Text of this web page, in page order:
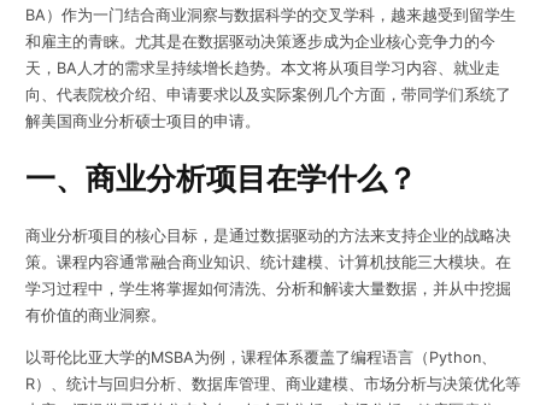
BA）作为一门结合商业洞察与数据科学的交叉学科，越来越受到留学生
和雇主的青睐。尤其是在数据驱动决策逐步成为企业核心竞争力的今
天，BA人才的需求呈持续增长趋势。本文将从项目学习内容、就业走
向、代表院校介绍、申请要求以及实际案例几个方面，带同学们系统了
解美国商业分析硕士项目的申请。
一、商业分析项目在学什么？
商业分析项目的核心目标，是通过数据驱动的方法来支持企业的战略决
策。课程内容通常融合商业知识、统计建模、计算机技能三大模块。在
学习过程中，学生将掌握如何清洗、分析和解读大量数据，并从中挖掘
有价值的商业洞察。
以哥伦比亚大学的MSBA为例，课程体系覆盖了编程语言（Python、
R）、统计与回归分析、数据库管理、商业建模、市场分析与决策优化等